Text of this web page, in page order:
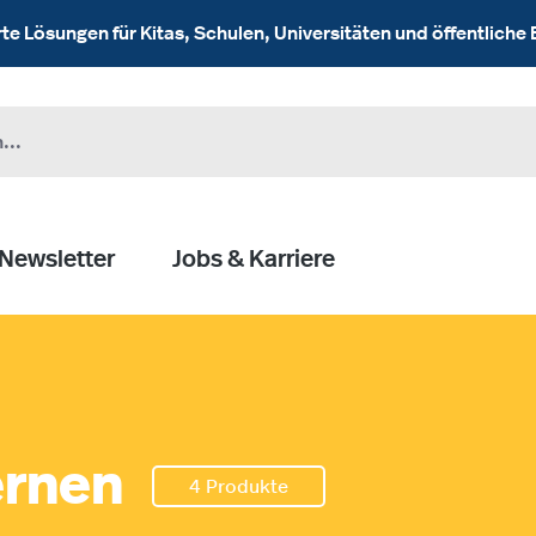
Lösungen für Kitas, Schulen, Universitäten und öffentliche
Newsletter Jobs & Karriere
4 Produkte